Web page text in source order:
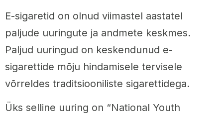
E-sigaretid on olnud viimastel aastatel
paljude uuringute ja andmete keskmes.
Paljud uuringud on keskendunud e-
sigarettide mõju hindamisele tervisele
võrreldes traditsiooniliste sigarettidega.
Üks selline uuring on “National Youth